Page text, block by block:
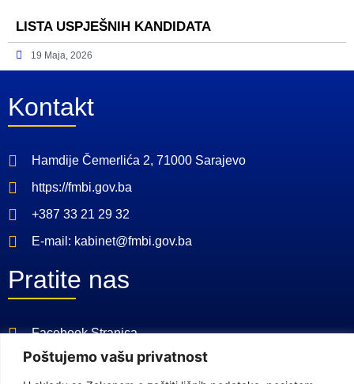
Poštujemo vašu privatnost
LISTA USPJEŠNIH KANDIDATA
19 Maja, 2026
Kontakt
Hamdije Čemerlića 2, 71000 Sarajevo
https://fmbi.gov.ba
+387 33 21 29 32
E-mail: kabinet@fmbi.gov.ba
Pratite nas
Facebook Stranica
Youtube Kanal